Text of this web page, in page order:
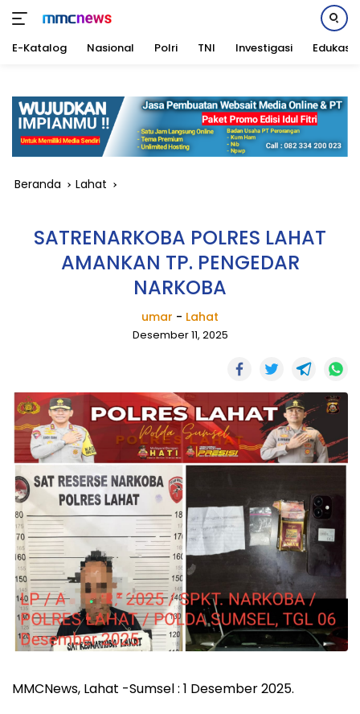
konten
E-Katalog Nasional Polri TNI Investigasi Edukasi
Beranda Lahat
SATRENARKOBA POLRES LAHAT
AMANKAN TP. PENGEDAR
NARKOBA
umar - Lahat
Desember 11, 2025
MMCNews, Lahat -Sumsel : 1 Desember 2025.